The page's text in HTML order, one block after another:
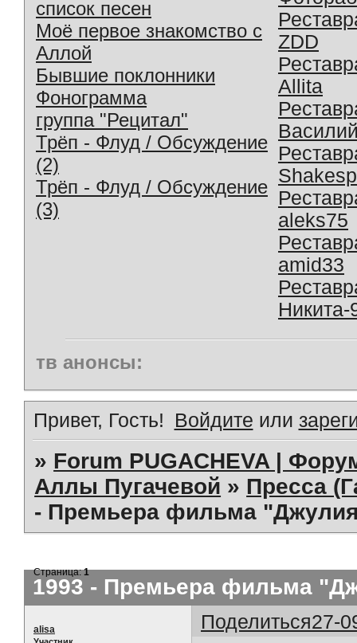
список песен
Моё первое знакомство с
Аллой
Бывшие поклонники
Фонограмма
группа "Рецитал"
Трёп - Флуд / Обсуждение
(2)
Трёп - Флуд / Обсуждение
(3)
ZDD
Allita
aleks75
amid33
Никита-
тв анонсы:
Привет, Гость! Войдите или
» Forum PUGACHEVA |
Аллы Пугачевой » Пресса
- Премьера фильма
1993 - Премьера фильма
Страница:1
Поделиться27-
alisa